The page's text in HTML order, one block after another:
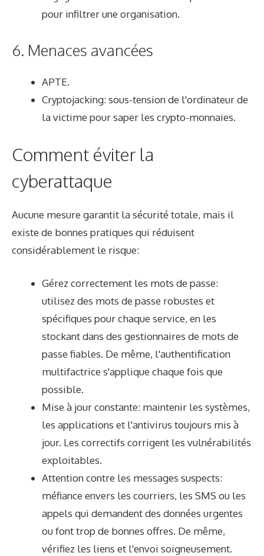
pour infiltrer une organisation.
6. Menaces avancées
APTE.
Cryptojacking: sous-tension de l'ordinateur de
la victime pour saper les crypto-monnaies.
Comment éviter la
cyberattaque
Aucune mesure garantit la sécurité totale, mais il
existe de bonnes pratiques qui réduisent
considérablement le risque:
Gérez correctement les mots de passe:
utilisez des mots de passe robustes et
spécifiques pour chaque service, en les
stockant dans des gestionnaires de mots de
passe fiables. De même, l'authentification
multifactrice s'applique chaque fois que
possible.
Mise à jour constante: maintenir les systèmes,
les applications et l'antivirus toujours mis à
jour. Les correctifs corrigent les vulnérabilités
exploitables.
Attention contre les messages suspects:
méfiance envers les courriers, les SMS ou les
appels qui demandent des données urgentes
ou font trop de bonnes offres. De même,
vérifiez les liens et l'envoi soigneusement.